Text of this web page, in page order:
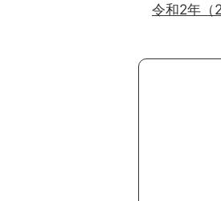
令和2年（